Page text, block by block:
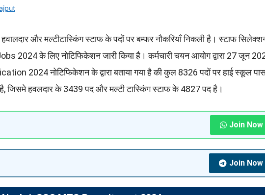
हवालदार और मल्टीटास्किंग स्टाफ के पदों पर बम्फर नौकरियाँ निकली है। स्टाफ
2024 के लिए नोटिफिकेशन जारी किया है। कर्मचारी चयन आयोग द्वारा 27 जून
2024 नोटिफिकेशन के द्वारा बताया गया है की कुल 8326 पदों पर हाई स्कूल
जिसमे हवलदार के 3439 पद और मल्टी टास्किंग स्टाफ के 4827 पद है।
Join Now
Join Now